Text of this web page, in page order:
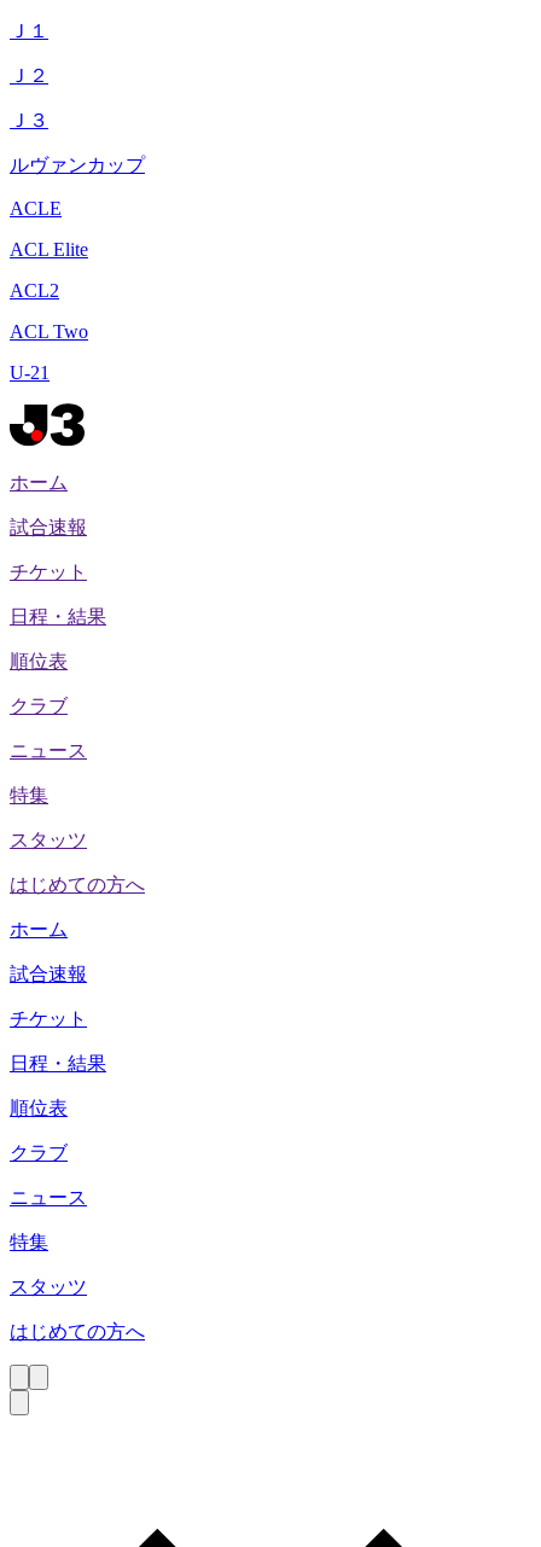
Ｊ１
Ｊ２
Ｊ３
ルヴァンカップ
ACLE
ACL Elite
ACL2
ACL Two
U-21
ホーム
試合速報
チケット
日程・結果
順位表
クラブ
ニュース
特集
スタッツ
はじめての方へ
ホーム
試合速報
チケット
日程・結果
順位表
クラブ
ニュース
特集
スタッツ
はじめての方へ